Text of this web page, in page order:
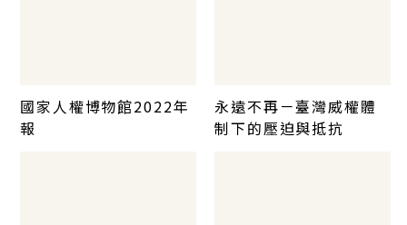
國家人權博物館2022年
報
永遠不再－臺灣威權體
制下的壓迫與抵抗